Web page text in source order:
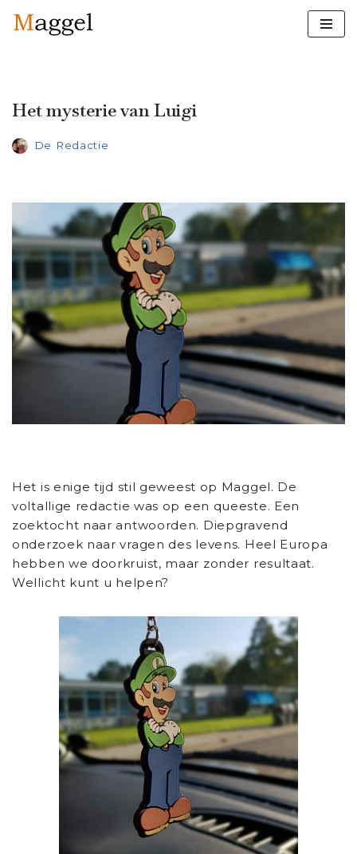
inhoud
Het mysterie van Luigi
De Redactie
Het is enige tijd stil geweest op Maggel. De
voltallige redactie was op een queeste. Een
zoektocht naar antwoorden. Diepgravend
onderzoek naar vragen des levens. Heel Europa
hebben we doorkruist, maar zonder resultaat.
Wellicht kunt u helpen?